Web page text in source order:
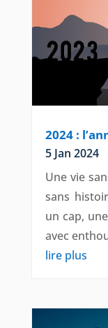
2024 :
5 Jan 2024
Une vie
sans
un cap,
avec
lire plus